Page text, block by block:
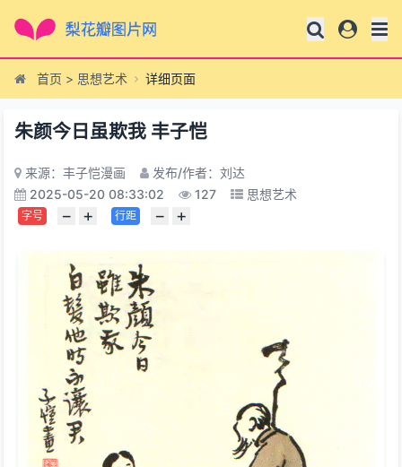
首页 > 思想艺术 详细页面
朱颜今日虽欺我 丰子恺
来源：丰子恺漫画
发布/作者：刘达
2025-05-20 08:33:02
127 思想艺术
字号 − + 行距 − +